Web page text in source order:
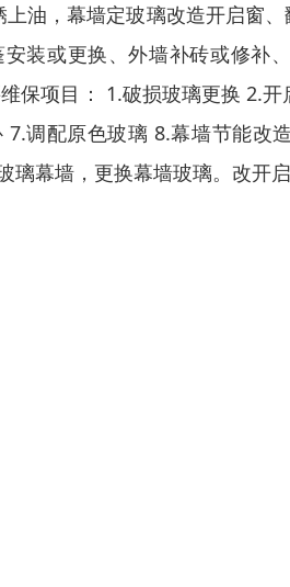
油，幕墙定玻璃改造开启窗
装或更换、外墙补砖或修补
保项目： 1.破损玻璃更换 2.
调配原色玻璃 8.幕墙节能改
璃幕墙， 更换幕墙玻璃。改开